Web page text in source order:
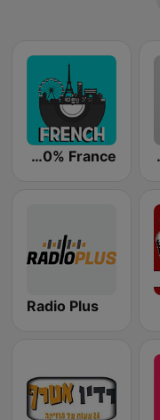
Radio 100% France
Radio Plus